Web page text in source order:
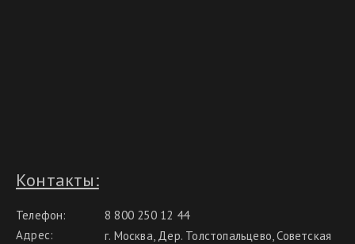
Контакты:
Телефон:
8 800 250 12 44
Адрес:
г. Москва, Дер. Толстопальцево, Советская